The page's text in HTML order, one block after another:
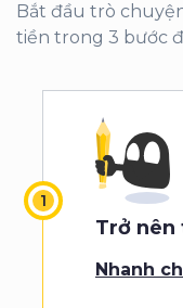
Bắt đầu trò
tiền trong 3 bước
Trở nên
Nhanh